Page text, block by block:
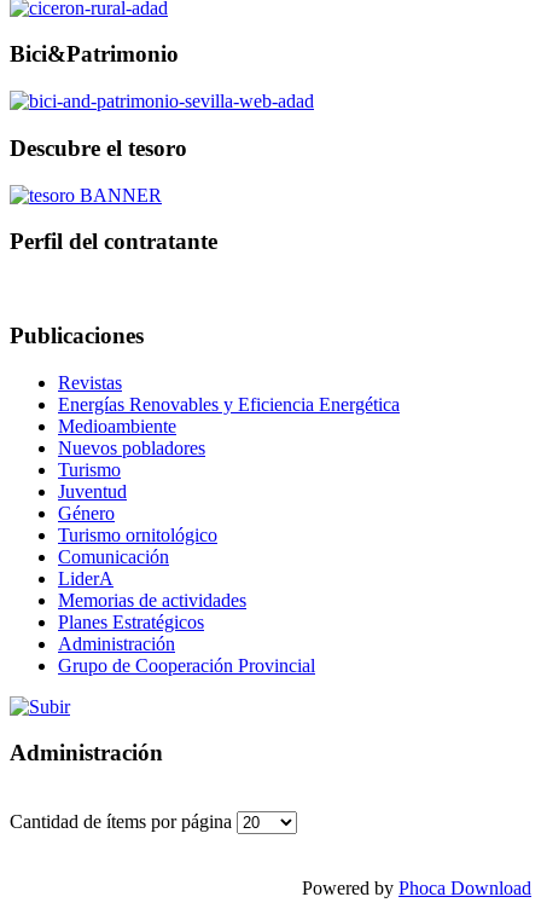
Bici&Patrimonio
Descubre el tesoro
Perfil del contratante
Publicaciones
Revistas
Energías Renovables y Eficiencia Energética
Medioambiente
Nuevos pobladores
Turismo
Juventud
Género
Turismo ornitológico
Comunicación
LiderA
Memorias de actividades
Planes Estratégicos
Administración
Grupo de Cooperación Provincial
Administración
Cantidad de ítems por página
Powered by Phoca Download